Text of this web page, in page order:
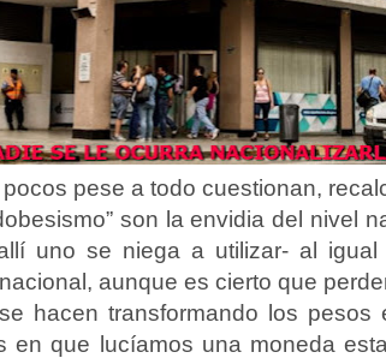
pese a todo cuestionan,
son la envidia del nivel
uno se niega a utilizar- al
aunque es cierto que
hacen transformando los pesos
en que lucíamos una moneda